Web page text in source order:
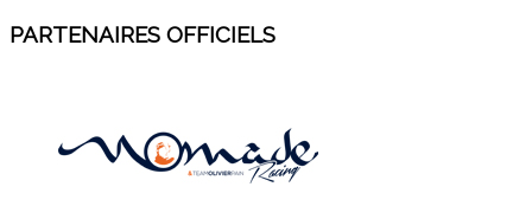
PARTENAIRES OFFICIELS